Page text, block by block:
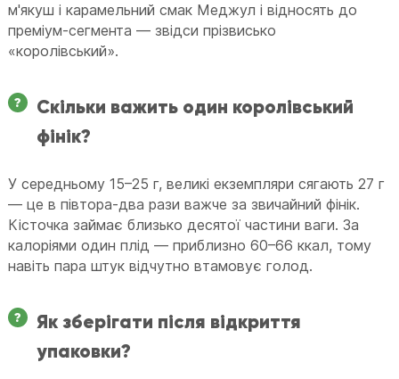
м'якуш і карамельний смак Меджул і відносять до
преміум-сегмента — звідси прізвисько
«королівський».
Скільки важить один королівський
фінік?
У середньому 15–25 г, великі екземпляри сягають 27 г
— це в півтора-два рази важче за звичайний фінік.
Кісточка займає близько десятої частини ваги. За
калоріями один плід — приблизно 60–66 ккал, тому
навіть пара штук відчутно втамовує голод.
Як зберігати після відкриття
упаковки?